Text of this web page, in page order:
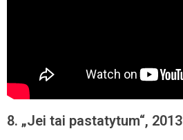
8. „Jei tai pastatytum“, 2013